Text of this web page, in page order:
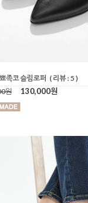
족코 슬림로퍼 ( 리뷰 : 5 )
원
130,000원